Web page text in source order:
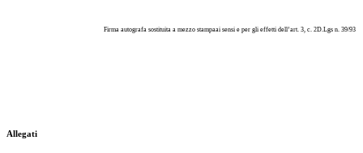
Firma autografa sostituita a mezzo stampaai sensi e per gli effetti dell’art. 3, c. 2D.Lgs n. 39/93
Allegati